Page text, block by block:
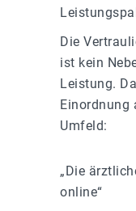
Die
ist kein
Leistung.
Einordnung
Umfeld:
„Die
online“